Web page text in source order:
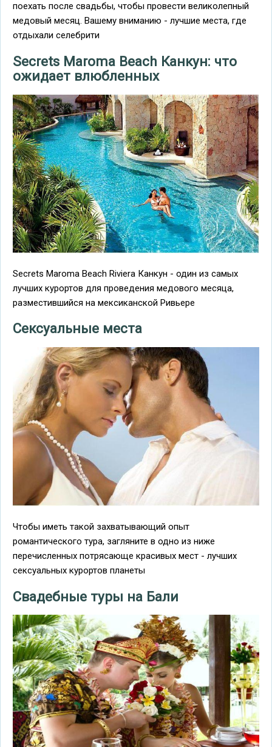
поехать после свадьбы, чтобы провести великолепный
медовый месяц. Вашему вниманию - лучшие места, где
отдыхали селебрити
Secrets Maroma Beach Канкун: что
ожидает влюбленных
Secrets Maroma Beach Riviera Канкун - один из самых
лучших курортов для проведения медового месяца,
разместившийся на мексиканской Ривьере
Сексуальные места
Чтобы иметь такой захватывающий опыт
романтического тура, загляните в одно из ниже
перечисленных потрясающе красивых мест - лучших
сексуальных курортов планеты
Свадебные туры на Бали